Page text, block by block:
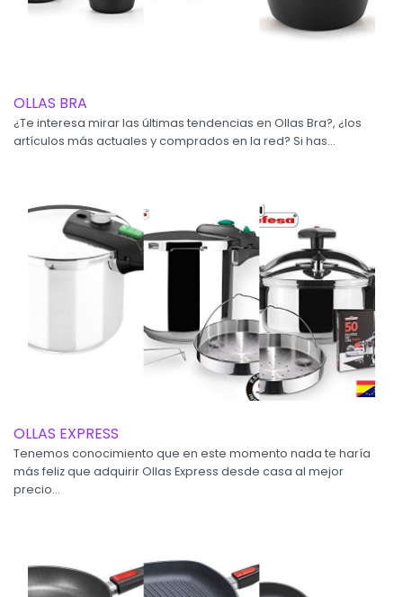
OLLAS BRA
¿Te interesa mirar las últimas tendencias en Ollas Bra?, ¿los
artículos más actuales y comprados en la red? Si has...
OLLAS EXPRESS
Tenemos conocimiento que en este momento nada te haría
más feliz que adquirir Ollas Express desde casa al mejor
precio...